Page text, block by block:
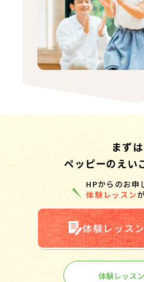
まずは
ペッピーのえい
HPからのお申
体験レッスン
体験レッス
体験レッス